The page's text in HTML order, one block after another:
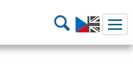
Ministerstvo dopravy Hledání